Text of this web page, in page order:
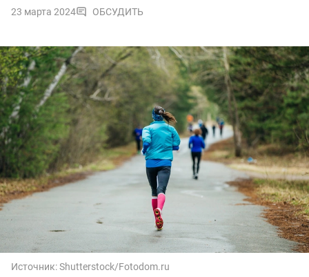
23 марта 2024 ОБСУДИТЬ
Источник:Shutterstock/Fotodom.ru